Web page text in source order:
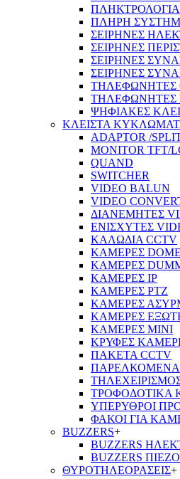
ΠΛΗΡΗ
ΣΕΙΡΗΝΕΣ
ΣΕΙΡΗΝΕΣ
ΣΕΙΡΗΝΕΣ
ΣΕΙΡΗΝΕΣ
ΤΗΛΕΦΩΝΗΤΕΣ
ΤΗΛΕΦΩΝΗΤΕΣ
ΨΗΦΙΑΚΕΣ
ΚΛΕΙΣΤΑ
ADAPTOR /
MONITOR TFT/
QUAND
SWITCHER
VIDEO BALUN
VIDEO
ΔΙΑΝΕΜΗΤΕΣ
ΕΝΙΣΧΥΤΕΣ
ΚΑΛΩΔΙΑ CCTV
ΚΑΜΕΡΕΣ DOME
ΚΑΜΕΡΕΣ
ΚΑΜΕΡΕΣ IP
ΚΑΜΕΡΕΣ PTZ
ΚΑΜΕΡΕΣ
ΚΑΜΕΡΕΣ
ΚΑΜΕΡΕΣ ΜΙΝΙ
ΚΡΥΦΕΣ
ΠΑΚΕΤΑ CCTV
ΠΑΡΕΛΚΟΜΕΝΑ
ΤΡΟΦΟΔΟΤΙΚΑ
ΥΠΕΡΥΘΡΟΙ
ΦΑΚΟΙ ΓΙΑ
BUZZERS+
BUZZERS
BUZZERS
ΘΥΡΟΤΗΛΕΟΡΑΣΕΙΣ+